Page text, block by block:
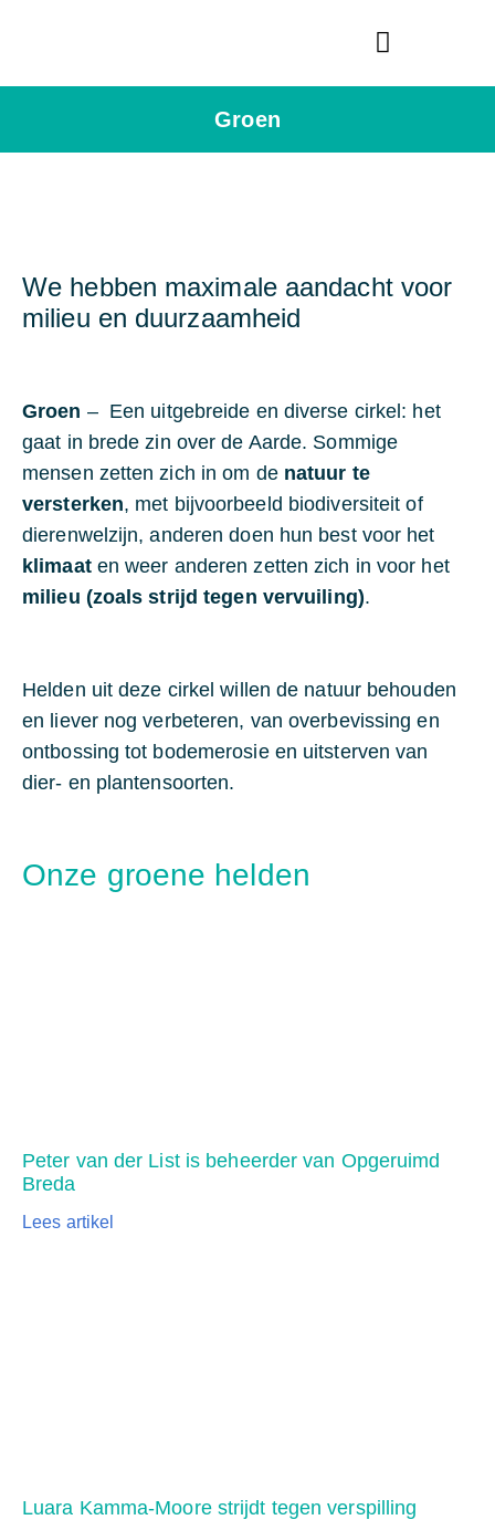
Groen
We hebben maximale aandacht voor
milieu en duurzaamheid
Groen – Een uitgebreide en diverse cirkel: het
gaat in brede zin over de Aarde. Sommige
mensen zetten zich in om de natuur te
versterken, met bijvoorbeeld biodiversiteit of
dierenwelzijn, anderen doen hun best voor het
klimaaten weer anderen zetten zich in voor het
milieu (zoals strijd tegen vervuiling).
Helden uit deze cirkel willen de natuur behouden
en liever nog verbeteren, van overbevissing en
ontbossing tot bodemerosie en uitsterven van
dier- en plantensoorten.
Onze groene helden
Peter van der List is beheerder van Opgeruimd
Breda
Lees artikel
Luara Kamma-Moore strijdt tegen verspilling